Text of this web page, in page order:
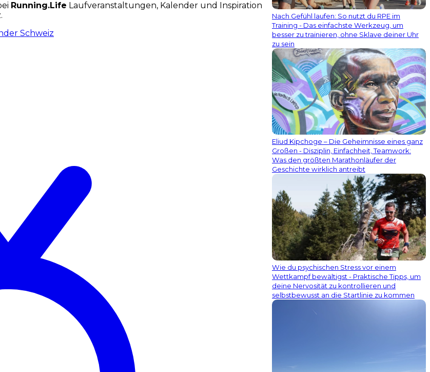
Running.Life Laufveranstaltungen, Kalender und Inspiration
Schweiz
Nach Gefühl laufen: So nutzt du RPE im
Training - Das einfachste Werkzeug, um
besser zu trainieren, ohne Sklave deiner Uhr
zu sein
Eliud Kipchoge – Die Geheimnisse eines ganz
Großen - Disziplin, Einfachheit, Teamwork:
Was den größten Marathonläufer der
Geschichte wirklich antreibt
Wie du psychischen Stress vor einem
Wettkampf bewältigst - Praktische Tipps, um
deine Nervosität zu kontrollieren und
selbstbewusst an die Startlinie zu kommen